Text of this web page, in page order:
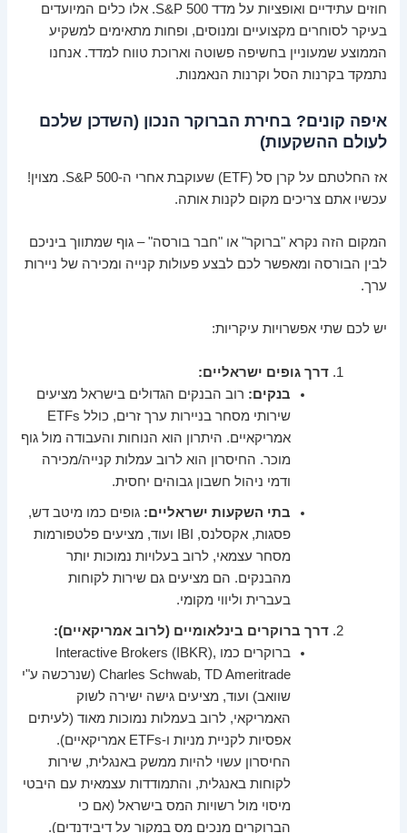
חוזים עתידיים ואופציות על מדד S&P 500. אלו כלים המיועדים
בעיקר לסוחרים מקצועיים ומנוסים, ופחות מתאימים למשקיע
הממוצע שמעוניין בחשיפה פשוטה וארוכת טווח למדד. אנחנו
נתמקד בקרנות הסל וקרנות הנאמנות.
איפה קונים? בחירת הברוקר הנכון (השדכן שלכם
לעולם ההשקעות)
אז החלטתם על קרן סל (ETF) שעוקבת אחרי ה-S&P 500. מצוין!
עכשיו אתם צריכים מקום לקנות אותה.
המקום הזה נקרא "ברוקר" או "חבר בורסה" – גוף שמתווך ביניכם
לבין הבורסה ומאפשר לכם לבצע פעולות קנייה ומכירה של ניירות
ערך.
יש לכם שתי אפשרויות עיקריות:
דרך גופים ישראליים:
בנקים: רוב הבנקים הגדולים בישראל מציעים
שירותי מסחר בניירות ערך זרים, כולל ETFs
אמריקאיים. היתרון הוא הנוחות והעבודה מול גוף
מוכר. החיסרון הוא לרוב עמלות קנייה/מכירה
ודמי ניהול חשבון גבוהים יחסית.
בתי השקעות ישראליים: גופים כמו מיטב דש,
פסגות, אקסלנס, IBI ועוד, מציעים פלטפורמות
מסחר עצמאי, לרוב בעלויות נמוכות יותר
מהבנקים. הם מציעים גם שירות לקוחות
בעברית וליווי מקומי.
דרך ברוקרים בינלאומיים (לרוב אמריקאיים):
ברוקרים כמו Interactive Brokers (IBKR),
Charles Schwab, TD Ameritrade (שנרכשה ע"י
שוואב) ועוד, מציעים גישה ישירה לשוק
האמריקאי, לרוב בעמלות נמוכות מאוד (לעיתים
אפסיות לקניית מניות ו-ETFs אמריקאיים).
החיסרון עשוי להיות ממשק באנגלית, שירות
לקוחות באנגלית, והתמודדות עצמאית עם היבטי
מיסוי מול רשויות המס בישראל (אם כי
הברוקרים מנכים מס במקור על דיבידנדים).